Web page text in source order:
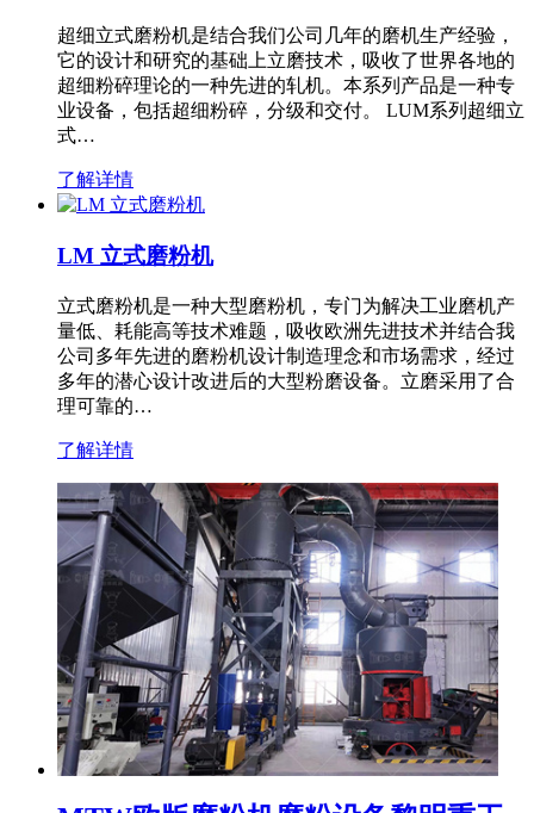
超细立式磨粉机是结合我们公司几年的磨机生产经验，
它的设计和研究的基础上立磨技术，吸收了世界各地的
超细粉碎理论的一种先进的轧机。本系列产品是一种专
业设备，包括超细粉碎，分级和交付。 LUM系列超细立
式…
了解详情
LM 立式磨粉机
立式磨粉机是一种大型磨粉机，专门为解决工业磨机产
量低、耗能高等技术难题，吸收欧洲先进技术并结合我
公司多年先进的磨粉机设计制造理念和市场需求，经过
多年的潜心设计改进后的大型粉磨设备。立磨采用了合
理可靠的…
了解详情